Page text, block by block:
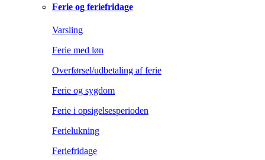
Ferie og feriefridage
Varsling
Ferie med løn
Overførsel/udbetaling af ferie
Ferie og sygdom
Ferie i opsigelsesperioden
Ferielukning
Feriefridage